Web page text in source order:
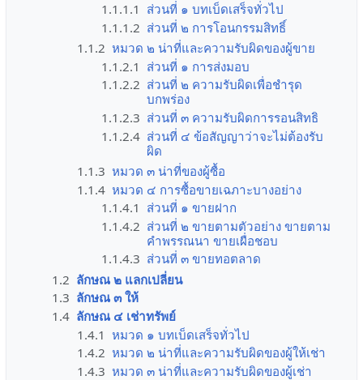
1.1.1.1 ส่วนที่ ๑ บทเบ็ดเสร็จทั่วไป
1.1.1.2 ส่วนที่ ๒ การโอนกรรมสิทธิ์
1.1.2 หมวด ๒ น่าที่และความรับผิดของผู้ขาย
1.1.2.1 ส่วนที่ ๑ การส่งมอบ
1.1.2.2 ส่วนที่ ๒ ความรับผิดเพื่อชำรุด
บกพร่อง
1.1.2.3 ส่วนที่ ๓ ความรับผิดการรอนสิทธิ
1.1.2.4 ส่วนที่ ๔ ข้อสัญญาว่าจะไม่ต้องรับ
ผิด
1.1.3 หมวด ๓ น่าที่ของผู้ซื้อ
1.1.4 หมวด ๔ การซื้อขายเฉภาะบางอย่าง
1.1.4.1 ส่วนที่ ๑ ขายฝาก
1.1.4.2 ส่วนที่ ๒ ขายตามตัวอย่าง ขายตาม
คำพรรณนา ขายเผื่อชอบ
1.1.4.3 ส่วนที่ ๓ ขายทอตลาด
1.2 ลักษณ ๒ แลกเปลี่ยน
1.3 ลักษณ ๓ ให้
1.4 ลักษณ ๔ เช่าทรัพย์
1.4.1 หมวด ๑ บทเบ็ดเสร็จทั่วไป
1.4.2 หมวด ๒ น่าที่และความรับผิดของผู้ให้เช่า
1.4.3 หมวด ๓ น่าที่และความรับผิดของผู้เช่า